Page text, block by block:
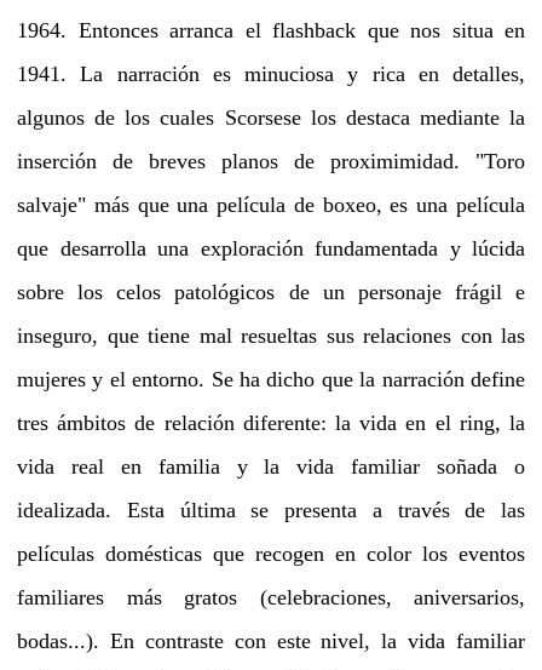
1964. Entonces arranca el flashback que nos situa en
1941. La narración es minuciosa y rica en detalles,
algunos de los cuales Scorsese los destaca mediante la
inserción de breves planos de proximimidad. "Toro
salvaje" más que una película de boxeo, es una película
que desarrolla una exploración fundamentada y lúcida
sobre los celos patológicos de un personaje frágil e
inseguro, que tiene mal resueltas sus relaciones con las
mujeres y el entorno. Se ha dicho que la narración define
tres ámbitos de relación diferente: la vida en el ring, la
vida real en familia y la vida familiar soñada o
idealizada. Esta última se presenta a través de las
películas domésticas que recogen en color los eventos
familiares más gratos (celebraciones, aniversarios,
bodas...). En contraste con este nivel, la vida familiar